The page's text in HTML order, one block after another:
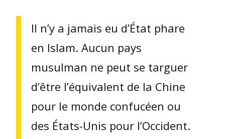
Il n’y a jamais eu d’État phare
en Islam. Aucun pays
musulman ne peut se targuer
d’être l’équivalent de la Chine
pour le monde confucéen ou
des États-Unis pour l’Occident.